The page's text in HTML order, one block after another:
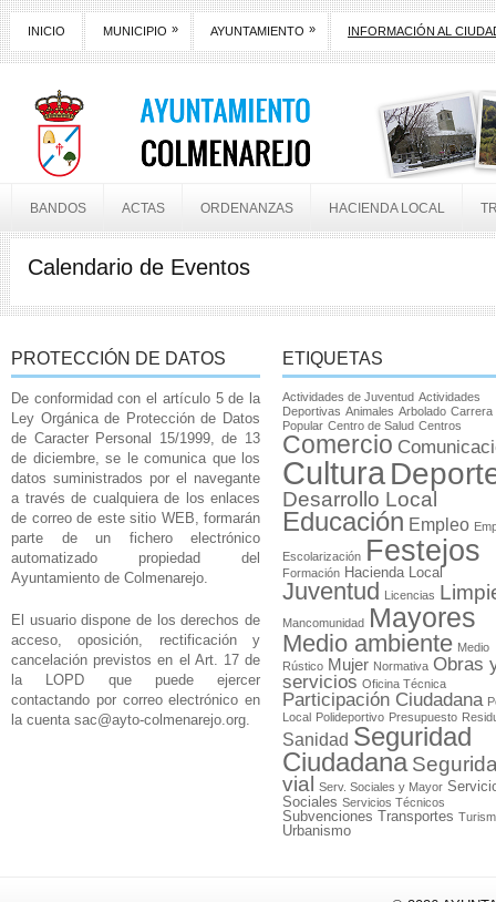
INICIO MUNICIPIO » AYUNTAMIENTO » INFORMACIÓN AL
BANDOS ACTAS ORDENANZAS HACIENDA LOCAL
Calendario de Eventos
PROTECCIÓN DE DATOS
De conformidad con el artículo 5 de la
Ley Orgánica de Protección de Datos
de Caracter Personal 15/1999, de 13
de diciembre, se le comunica que los
datos suministrados por el navegante
a través de cualquiera de los enlaces
de correo de este sitio WEB, formarán
parte de un fichero electrónico
automatizado propiedad del
Ayuntamiento de Colmenarejo.
El usuario dispone de los derechos de
acceso, oposición, rectificación y
cancelación previstos en el Art. 17 de
la LOPD que puede ejercer
contactando por correo electrónico en
la cuenta sac@ayto-colmenarejo.org.
ETIQUETAS
Actividades de Juventud Actividades
Deportivas Animales Arbolado Carrera
Popular Centro de Salud Centros
Comercio
Cultura
Desarrollo Local
Educación Empleo
Escolarización Festejos
Formación Hacienda Local
Juventud Licencias
Mancomunidad Mayores
Medio ambiente Medio
Rústico Mujer Normativa Obras
servicios Oficina Técnica
Participación Ciudadana
Local Polideportivo Presupuesto
Sanidad Seguridad
Ciudadana
vial
Serv. Sociales y Mayor
Sociales Servicios Técnicos
Subvenciones Transportes
Urbanismo